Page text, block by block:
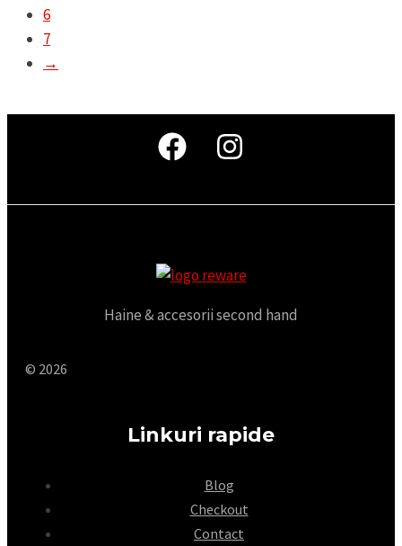
6
7
→
Haine & accesorii second hand
© 2026
Linkuri rapide
Blog
Checkout
Contact